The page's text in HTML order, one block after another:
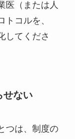
医（または人
コルを、
してくださ
せない
つは、制度の